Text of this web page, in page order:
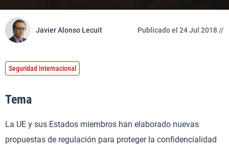
Javier Alonso Lecuit Publicado el 24 Jul 2018 //
Seguridad Internacional
Tema
La UE y sus Estados miembros han elaborado nuevas
propuestas de regulación para proteger la confidencialidad